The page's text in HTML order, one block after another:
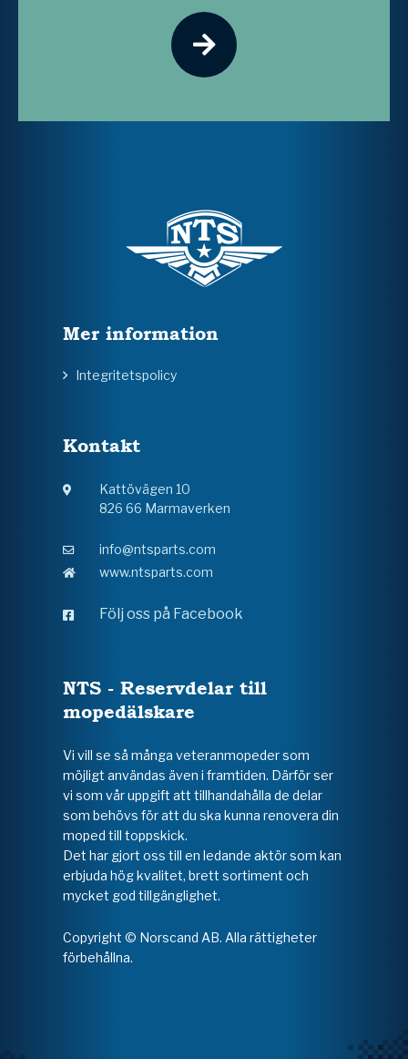
Mer information
Integritetspolicy
Kontakt
Kattövägen 10
826 66 Marmaverken
info@ntsparts.com
www.ntsparts.com
Följ oss på Facebook
NTS - Reservdelar till
mopedälskare
Vi vill se så många veteranmopeder som
möjligt användas även i framtiden. Därför ser
vi som vår uppgift att tillhandahålla de delar
som behövs för att du ska kunna renovera din
moped till toppskick.
Det har gjort oss till en ledande aktör som kan
erbjuda hög kvalitet, brett sortiment och
mycket god tillgänglighet.
Copyright © Norscand AB. Alla rättigheter
förbehållna.